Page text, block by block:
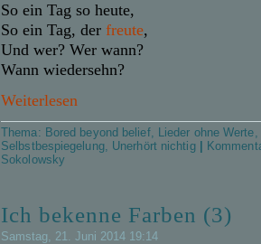
So ein Tag so heute,
So ein Tag, der freute,
Und wer? Wer wann?
Wann wiedersehn?
Weiterlesen
Thema: Bored beyond belief, Lieder ohne Werte,
Selbstbespiegelung, Unerhört nichtig
Sokolowsky
Ich bekenne Farben (3)
Samstag, 21. Juni 2014 19:14